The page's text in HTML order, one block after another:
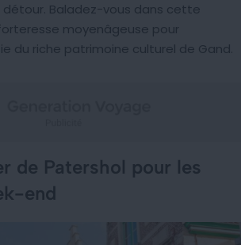
Baladez-vous dans cette
moyenâgeuse pour
du riche patrimoine culturel de Gand.
de Patershol pour les
end